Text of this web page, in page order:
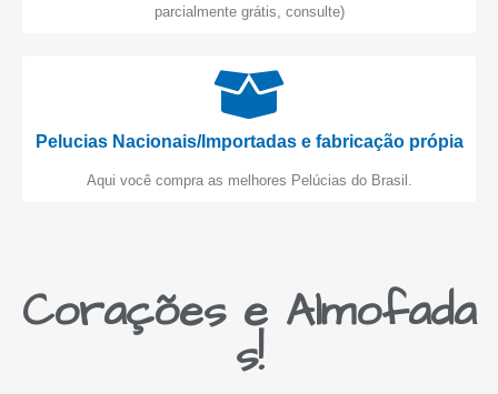
parcialmente grátis, consulte)
Pelucias Nacionais/Importadas e fabricação própia
Aqui você compra as melhores Pelúcias do Brasil.
Corações e Almofada
s!